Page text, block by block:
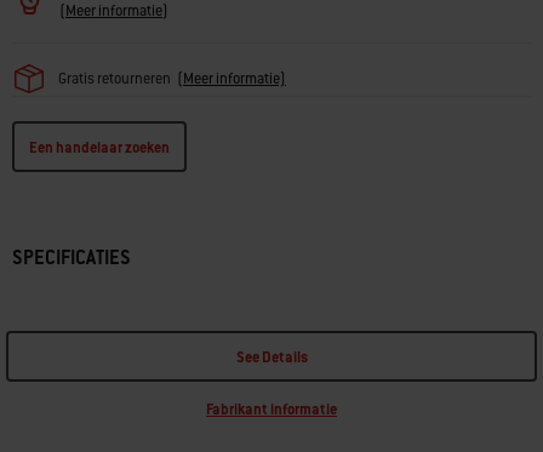
(Meer informatie)
Gratis retourneren (Meer informatie)
Een handelaar zoeken
SPECIFICATIES
See Details
Fabrikant informatie